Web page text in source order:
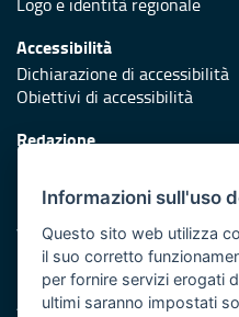
Accessibilità
Dichiarazione di accessibilità
Obiettivi di accessibilità
Redazione
Protezione civile
Vai al sito di Protezione
Iniziativa finanziata con
Asse XI
Informazioni sull'uso
Questo sito web utilizza
il suo corretto
per fornire servizi erogati
ultimi saranno impostati